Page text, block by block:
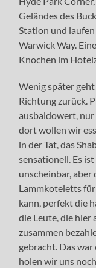
Geländes des
Station und
Warwick Way.
Knochen im
Wenig später
Richtung zurück.
ausbaldowert,
dort wollen wir
in der Tat, das
sensationell. Es
unscheinbar,
Lammkoteletts für
kann, perfekt die
die Leute, die hier
zusammen
gebracht. Das
holen wir uns